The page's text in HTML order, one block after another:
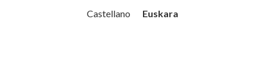
Castellano Euskara